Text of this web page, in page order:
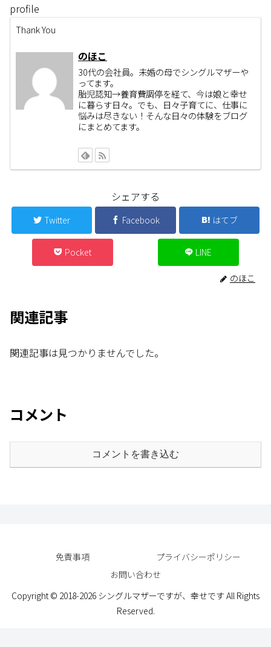
profile
Thank You
のほこ
30代の会社員。未婚の母でシングルマザーや
ってます。
胎児認知→養育費調停を経て、今は娘と幸せ
に暮らす日々。でも、日々子育てに、仕事に
悩みは尽きない！そんな日々の体験をブログ
にまとめてます。
シェアする
Twitter Facebook はてブ
Pocket LINE
のほこ
関連記事
関連記事は見つかりませんでした。
コメント
コメントを書き込む
免責事項
プライバシーポリシー
お問い合わせ
Copyright © 2018-2026 シングルマザーですが、幸せです All Rights
Reserved.